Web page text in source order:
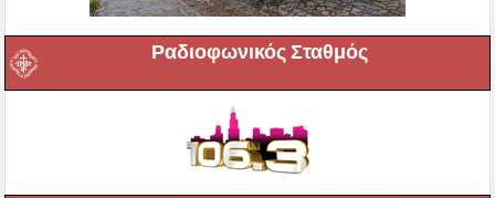
Ραδιοφωνικός Σταθμός